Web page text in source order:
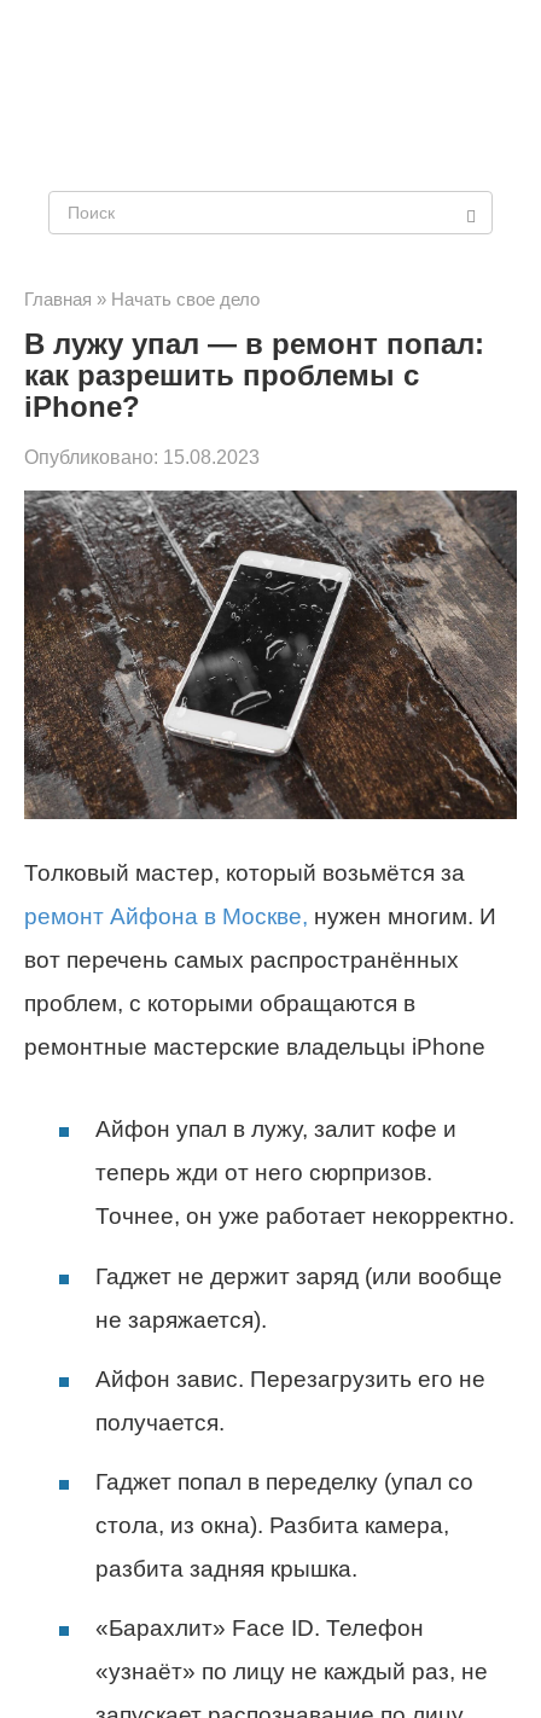
Главная » Начать свое дело
В лужу упал — в ремонт попал:
как разрешить проблемы с
iPhone?
Опубликовано: 15.08.2023
Толковый мастер, который возьмётся за
ремонт Айфона в Москве, нужен многим. И
вот перечень самых распространённых
проблем, с которыми обращаются в
ремонтные мастерские владельцы iPhone
Айфон упал в лужу, залит кофе и
теперь жди от него сюрпризов.
Точнее, он уже работает некорректно.
Гаджет не держит заряд (или вообще
не заряжается).
Айфон завис. Перезагрузить его не
получается.
Гаджет попал в переделку (упал со
стола, из окна). Разбита камера,
разбита задняя крышка.
«Барахлит» Face ID. Телефон
«узнаёт» по лицу не каждый раз, не